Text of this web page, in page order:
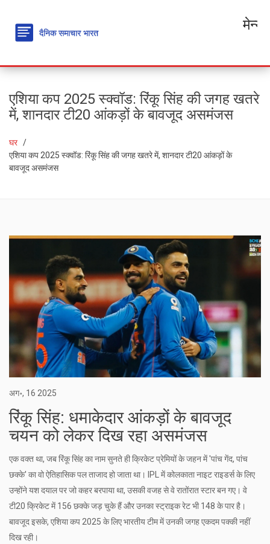
मेन्यू
एशिया कप 2025 स्क्वॉड: रिंकू सिंह की जगह खतरे
में, शानदार टी20 आंकड़ों के बावजूद असमंजस
घर
एशिया कप 2025 स्क्वॉड: रिंकू सिंह की जगह खतरे में, शानदार टी20 आंकड़ों के
बावजूद असमंजस
अग॰, 16 2025
रिंकू सिंह: धमाकेदार आंकड़ों के बावजूद
चयन को लेकर दिख रहा असमंजस
एक वक्त था, जब रिंकू सिंह का नाम सुनते ही क्रिकेट प्रेमियों के जहन में 'पांच गेंद, पांच
छक्के' का वो ऐतिहासिक पल ताजाद हो जाता था। IPL में कोलकाता नाइट राइडर्स के लिए
उन्होंने यश दयाल पर जो कहर बरपाया था, उसकी वजह से वे रातोंरात स्टार बन गए। वे
टी20 क्रिकेट में 156 छक्के जड़ चुके हैं और उनका स्ट्राइक रेट भी 148 के पार है।
बावजूद इसके, एशिया कप 2025 के लिए भारतीय टीम में उनकी जगह एकदम पक्की नहीं
दिख रही।